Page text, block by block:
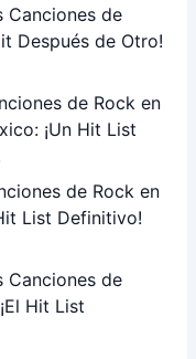
Canciones de
Después de Otro!
de Rock en
¡Un Hit List
de Rock en
List Definitivo!
Canciones de
Hit List